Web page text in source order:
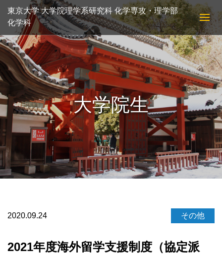
東京大学 大学院理学系研究科 化学専攻・理学部
化学科
大学院生
2020.09.24 その他
2021年度海外留学支援制度（協定派